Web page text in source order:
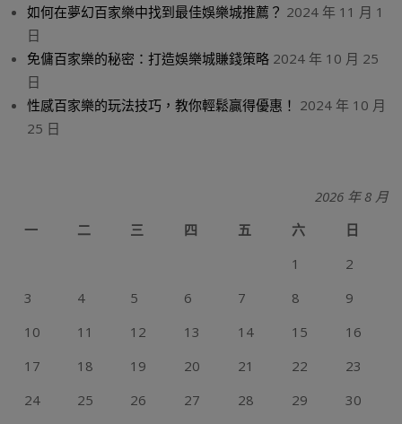
如何在夢幻百家樂中找到最佳娛樂城推薦？ 2024 年 11 月 1
日
免傭百家樂的秘密：打造娛樂城賺錢策略 2024 年 10 月 25
日
性感百家樂的玩法技巧，教你輕鬆贏得優惠！ 2024 年 10 月
25 日
2026 年 8 月
一
二 三 四 五 六
日
1
2
3
4 5 6 7 8
9
10
11 12 13 14 15
16
17
18 19 20 21 22
23
24
25 26 27 28 29
30